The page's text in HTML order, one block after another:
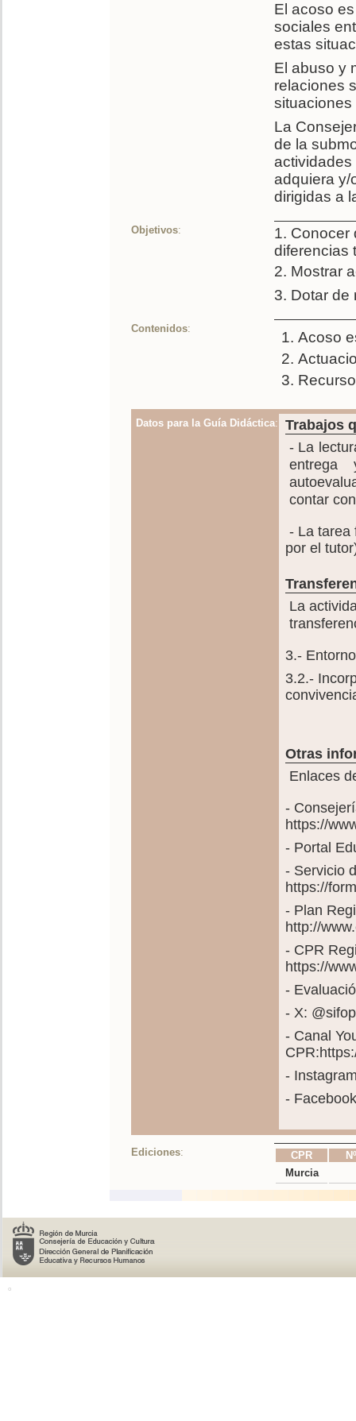
El acoso
sociales
estas
El abuso y
relaciones
situaciones
La
de la
actividades
adquiera y/
dirigidas a
Objetivos:
1. Conocer
diferencias
2. Mostrar
3. Dotar de
Contenidos:
Acoso
Datos para la Guía Didáctica:
Trabajos
- La
entrega
contar
- La tarea
por el
La
3.-
3.2.-
Otras
Enlaces
-
https://
- Portal
- Servicio
https://
- Plan
http://
- CPR
https://
-
- X:
- Canal
-
-
Ediciones: CPR
Murcia
o